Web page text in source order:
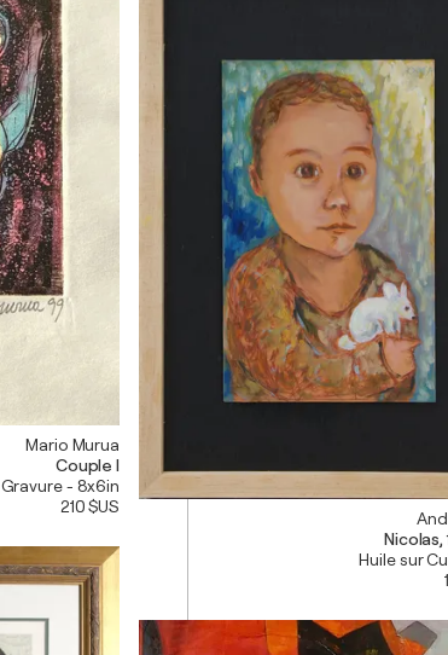
Mario Murua
Couple I
Gravure - 8x6in
210 $US
Nicolas,
Huile sur